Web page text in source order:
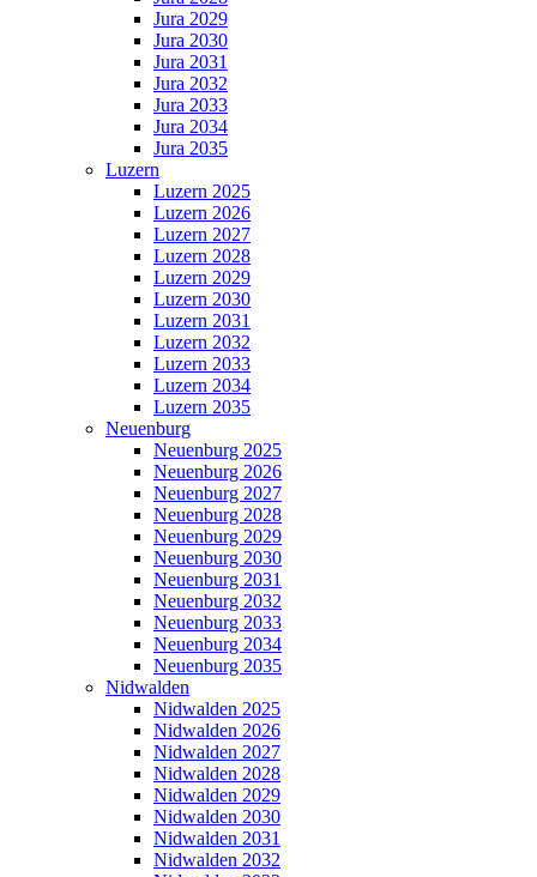
Jura 2029
Jura 2030
Jura 2031
Jura 2032
Jura 2033
Jura 2034
Jura 2035
Luzern
Luzern 2025
Luzern 2026
Luzern 2027
Luzern 2028
Luzern 2029
Luzern 2030
Luzern 2031
Luzern 2032
Luzern 2033
Luzern 2034
Luzern 2035
Neuenburg
Neuenburg 2025
Neuenburg 2026
Neuenburg 2027
Neuenburg 2028
Neuenburg 2029
Neuenburg 2030
Neuenburg 2031
Neuenburg 2032
Neuenburg 2033
Neuenburg 2034
Neuenburg 2035
Nidwalden
Nidwalden 2025
Nidwalden 2026
Nidwalden 2027
Nidwalden 2028
Nidwalden 2029
Nidwalden 2030
Nidwalden 2031
Nidwalden 2032